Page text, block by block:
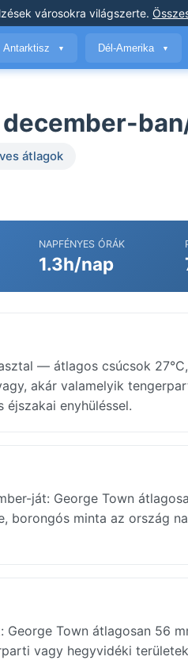
városokra világszerte.
Antarktisz ▼ Dél-Amerika ▼
átlagok
NAPFÉNYES ÓRÁK
1.3h/nap
— átlagos csúcsok
akár valamelyik
enyhüléssel.
ját: George Town
borongós minta az ország
Town átlagosan 56
vagy hegyvidéki